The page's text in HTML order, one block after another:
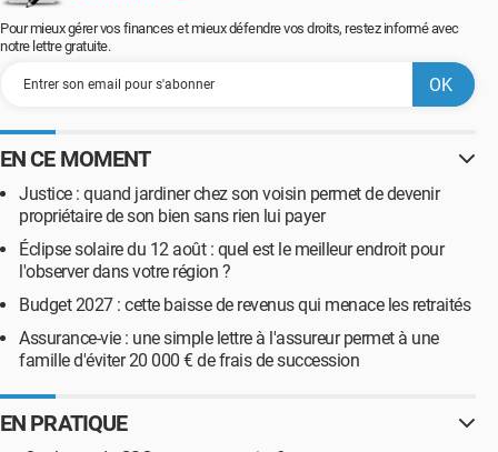
Pour mieux gérer vos finances et mieux défendre vos droits, restez informé avec
notre lettre gratuite.
EN CE MOMENT
Justice : quand jardiner chez son voisin permet de devenir
propriétaire de son bien sans rien lui payer
Éclipse solaire du 12 août : quel est le meilleur endroit pour
l'observer dans votre région ?
Budget 2027 : cette baisse de revenus qui menace les retraités
Assurance-vie : une simple lettre à l'assureur permet à une
famille d'éviter 20 000 € de frais de succession
EN PRATIQUE